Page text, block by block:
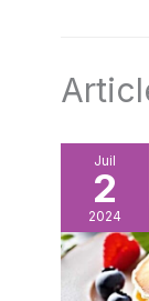
Juil
2
2024